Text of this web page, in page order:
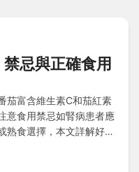
忌與正確食用
茄富含維生素C和茄紅素
意食用禁忌如腎病患者應
熟食選擇，本文詳解好